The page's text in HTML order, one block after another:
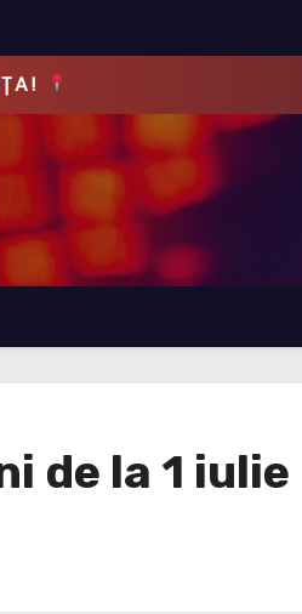
de la 1 iulie